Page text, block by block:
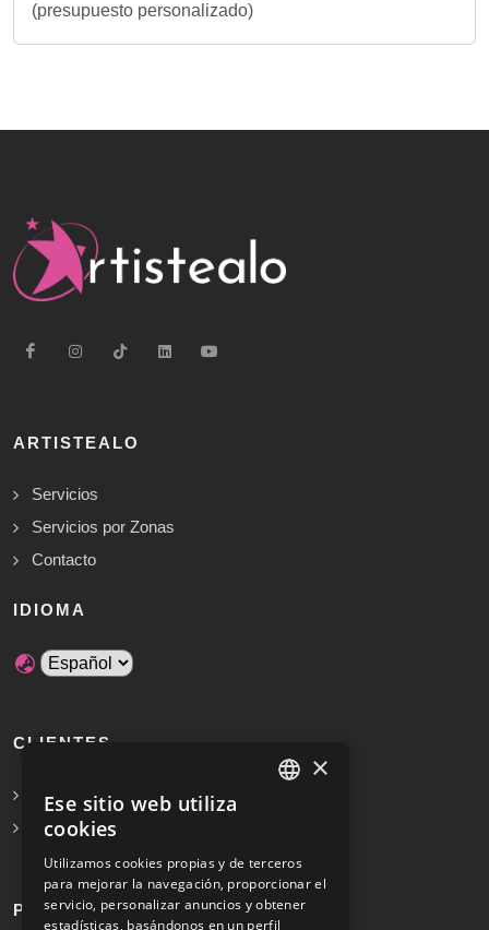
(presupuesto personalizado)
ARTISTEALO
Servicios
Servicios por Zonas
Contacto
IDIOMA
CLIENTES
Solicita Presupuesto Gratis
Preguntas frecuentes
PROFESIONALES
×
Ese sitio web utiliza
cookies
Utilizamos cookies propias y de terceros
para mejorar la navegación, proporcionar el
servicio, personalizar anuncios y obtener
estadísticas, basándonos en un perfil